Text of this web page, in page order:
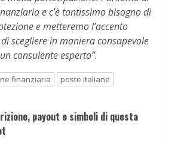
e c’è tantissimo bisogno di
e metteremo l’accento
scegliere in maniera consapevole
consulente esperto”.
finanziaria poste italiane
payout e simboli di questa